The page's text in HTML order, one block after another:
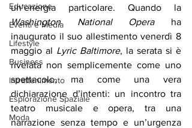
Educazione
Eventi e Media
Lifestyle
Business
Intrattenimento
Esplorazione Spaziale
Moda
Washington National Opera ha
inaugurato il suo allestimento venerdì 8
maggio al Lyric Baltimore, la serata si è
rivelata non semplicemente come uno
spettacolo, ma come una vera
dichiarazione d’intenti: un incontro tra
teatro musicale e opera, tra una
narrazione senza tempo e un’urgenza